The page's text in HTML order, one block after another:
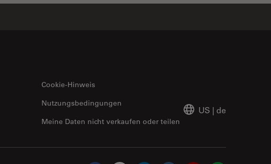
Cookie-Hinweis
Meine Daten nicht verkaufen oder teilen
Nutzungsbedingungen
US | de